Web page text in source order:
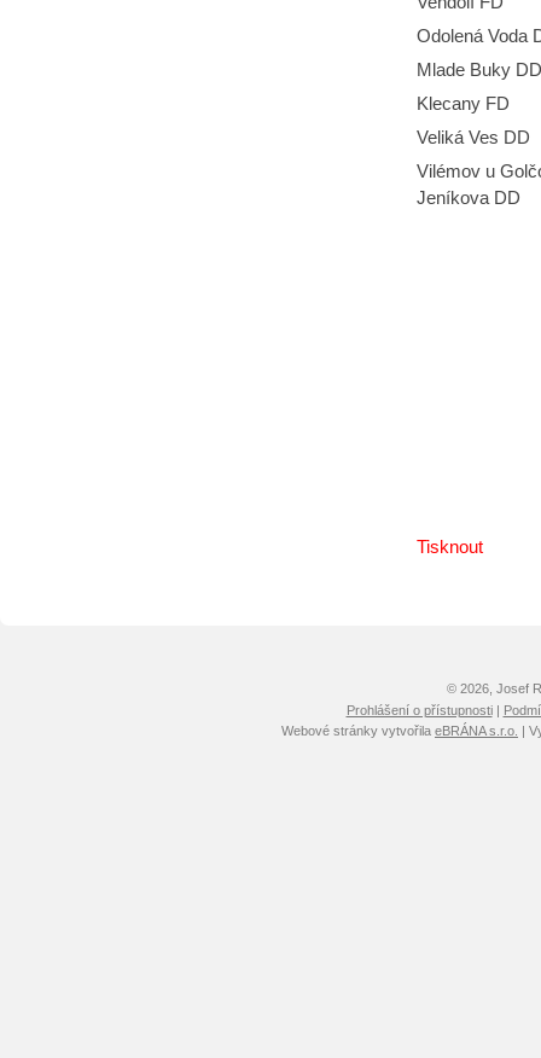
Odolená Voda
Mlade Buky DD
Klecany FD
Veliká Ves DD
Vilémov u
Jeníkova DD
Tisknout
© 2026, Josef
Prohlášení o přístupnosti|
Webové stránky vytvořila eBRÁNA s.r.o. |